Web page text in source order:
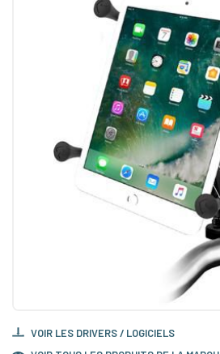
VOIR LES DRIVERS / LOGICIELS